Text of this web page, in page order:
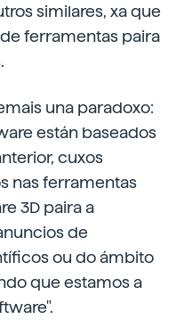
similares, xa que
ferramentas paira
una paradoxo:
están baseados
cuxos
nas ferramentas
3D paira a
de
ou do ámbito
que estamos a